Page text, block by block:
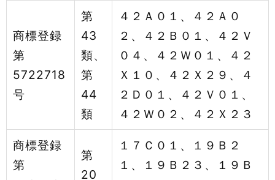
商標登録
第
5722718
号
第
43
類、
第
44
類
４２Ａ０１、４２Ａ０
２、４２Ｂ０１、４２Ｖ
０４、４２Ｗ０１、４２
Ｘ１０、４２Ｘ２９、４
２Ｄ０１、４２Ｖ０１、
４２Ｗ０２、４２Ｘ２３
商標登録
第
第
20
１７Ｃ０１、１９Ｂ２
１、１９Ｂ２３、１９Ｂ